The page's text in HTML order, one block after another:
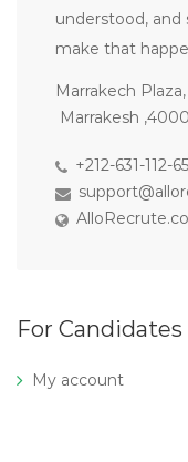
understood, and
make that
Marrakech
Marrakesh
+212-631-112-
For Candidates
My account